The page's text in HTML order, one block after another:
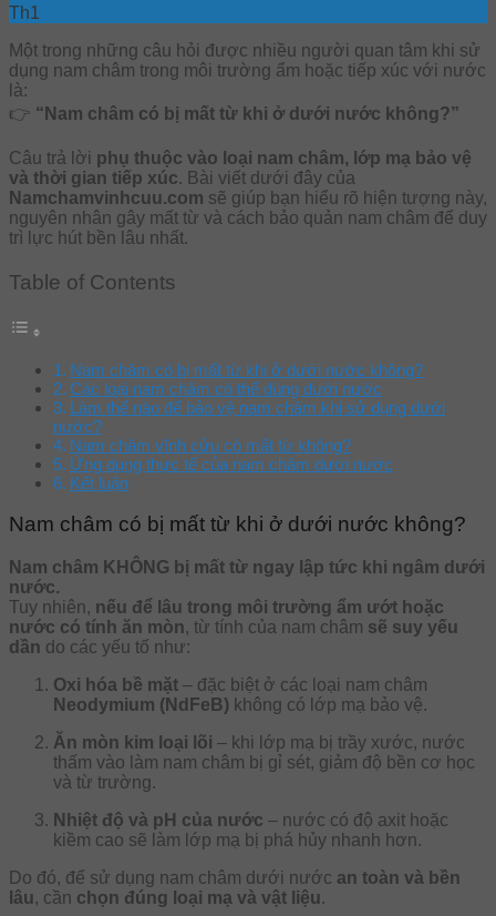
Th1
Một trong những câu hỏi được nhiều người quan tâm khi sử
dụng nam châm trong môi trường ẩm hoặc tiếp xúc với nước
là:
👉 “Nam châm có bị mất từ khi ở dưới nước không?”
Câu trả lời phụ thuộc vào loại nam châm, lớp mạ bảo vệ
và thời gian tiếp xúc. Bài viết dưới đây của
Namchamvinhcuu.com sẽ giúp bạn hiểu rõ hiện tượng này,
nguyên nhân gây mất từ và cách bảo quản nam châm để duy
trì lực hút bền lâu nhất.
Table of Contents
Nam châm có bị mất từ khi ở dưới nước không?
Các loại nam châm có thể dùng dưới nước
Làm thế nào để bảo vệ nam châm khi sử dụng dưới
nước?
Nam châm vĩnh cửu có mất từ không?
Ứng dụng thực tế của nam châm dưới nước
Kết luận
Nam châm có bị mất từ khi ở dưới nước không?
Nam châm KHÔNG bị mất từ ngay lập tức khi ngâm dưới
nước.
Tuy nhiên, nếu để lâu trong môi trường ẩm ướt hoặc
nước có tính ăn mòn, từ tính của nam châm sẽ suy yếu
dần do các yếu tố như:
Oxi hóa bề mặt – đặc biệt ở các loại nam châm
Neodymium (NdFeB) không có lớp mạ bảo vệ.
Ăn mòn kim loại lõi – khi lớp mạ bị trầy xước, nước
thấm vào làm nam châm bị gỉ sét, giảm độ bền cơ học
và từ trường.
Nhiệt độ và pH của nước – nước có độ axit hoặc
kiềm cao sẽ làm lớp mạ bị phá hủy nhanh hơn.
Do đó, để sử dụng nam châm dưới nước an toàn và bền
lâu, cần chọn đúng loại mạ và vật liệu.